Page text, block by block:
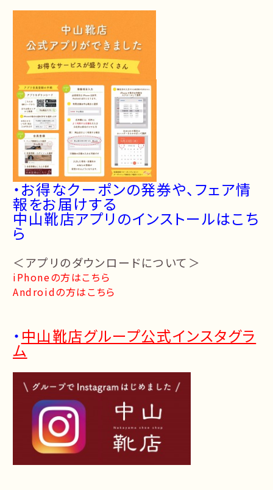
・お得なクーポンの発券や、フェア情
報をお届けする
中山靴店アプリのインストールはこち
ら
＜アプリのダウンロードについて＞
iPhoneの方はこちら
Androidの方はこちら
・ 中山靴店グループ公式インスタグラ
ム